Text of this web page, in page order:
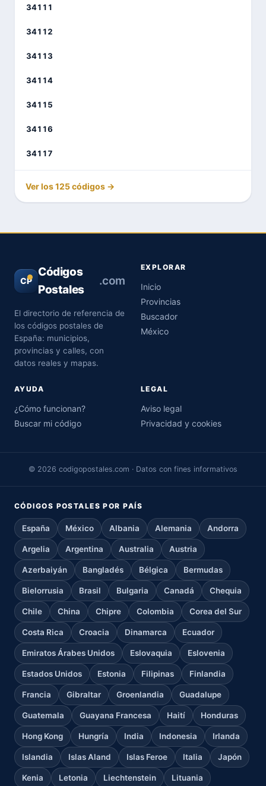
34111
34112
34113
34114
34115
34116
34117
Ver los 125 códigos →
CP
Códigos
Postales
.com
El directorio de referencia de
los códigos postales de
España: municipios,
provincias y calles, con
datos reales y mapas.
EXPLORAR
Inicio
Provincias
Buscador
México
AYUDA
¿Cómo funcionan?
Buscar mi código
LEGAL
Aviso legal
Privacidad y cookies
© 2026 codigopostales.com · Datos con fines informativos
CÓDIGOS POSTALES POR PAÍS
España México Albania Alemania Andorra
Argelia Argentina Australia Austria
Azerbaiyán Bangladés Bélgica Bermudas
Bielorrusia Brasil Bulgaria Canadá Chequia
Chile China Chipre Colombia Corea del Sur
Costa Rica Croacia Dinamarca Ecuador
Emiratos Árabes Unidos Eslovaquia Eslovenia
Estados Unidos Estonia Filipinas Finlandia
Francia Gibraltar Groenlandia Guadalupe
Guatemala Guayana Francesa Haití Honduras
Hong Kong Hungría India Indonesia Irlanda
Islandia Islas Aland Islas Feroe Italia Japón
Kenia Letonia Liechtenstein Lituania